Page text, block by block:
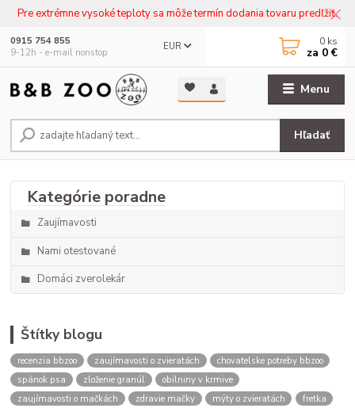
Pre extrémne vysoké teploty sa môže termín dodania tovaru predľžiť.
Menu
EUR
Hľadať
0915 754 855
9-12h - e-mail nonstop
0 ks
za 0 €
Zaujímavosti
Nami otestované
Domáci zverolekár
Štítky blogu
recenzia bbzoo zaujímavosti o zvieratách
chovatelske potreby bbzoo
spánok psa
zloženie granúl
obilniny v krmive
zaujímavosti o mačkách
zdravie mačky mýty o zvieratách
fretka